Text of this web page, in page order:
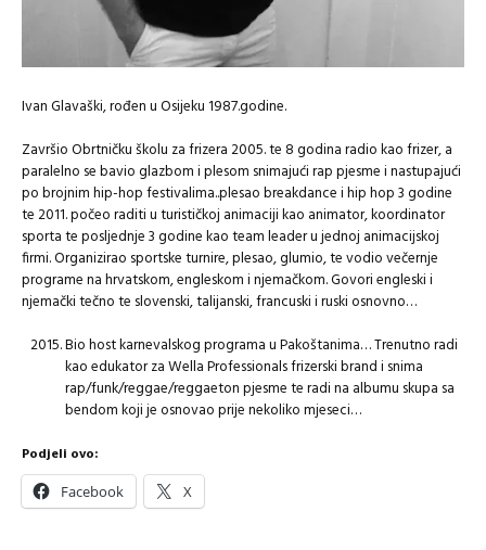
Ivan Glavaški, rođen u Osijeku 1987.godine.
Završio Obrtničku školu za frizera 2005. te 8 godina radio kao frizer, a
paralelno se bavio glazbom i plesom snimajući rap pjesme i nastupajući
po brojnim hip-hop festivalima..plesao breakdance i hip hop 3 godine
te 2011. počeo raditi u turističkoj animaciji kao animator, koordinator
sporta te posljednje 3 godine kao team leader u jednoj animacijskoj
firmi. Organizirao sportske turnire, plesao, glumio, te vodio večernje
programe na hrvatskom, engleskom i njemačkom. Govori engleski i
njemački tečno te slovenski, talijanski, francuski i ruski osnovno…
Bio host karnevalskog programa u Pakoštanima… Trenutno radi
kao edukator za Wella Professionals frizerski brand i snima
rap/funk/reggae/reggaeton pjesme te radi na albumu skupa sa
bendom koji je osnovao prije nekoliko mjeseci…
Podjeli ovo:
Facebook X